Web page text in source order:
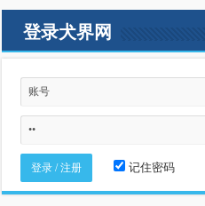
登录犬界网
记住密码